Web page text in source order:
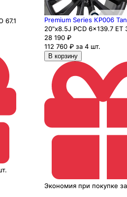
67.1
Premium Series КР006
20"x8.5J PCD 6x139.7 ЕТ
28 190 ₽
112 760 ₽ за 4 шт.
В корзину
Экономия при покупке